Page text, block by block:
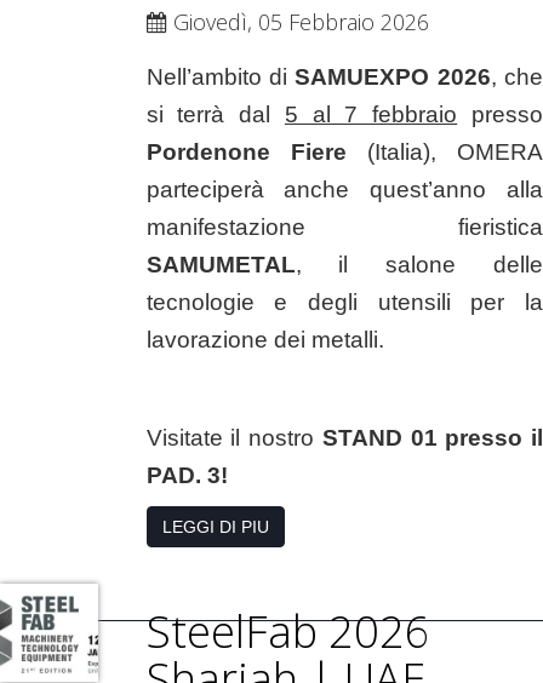
Giovedì, 05 Febbraio 2026
Nell’ambito diSAMUEXPO 2026, che
si terrà dal 5 al 7 febbraio presso
Pordenone Fiere (Italia), OMERA
parteciperà anche quest’anno alla
manifestazione fieristica
SAMUMETAL, il salone delle
tecnologie e degli utensili per la
lavorazione dei metalli.
Visitate il nostro STAND 01 presso il
PAD. 3!
LEGGI DI PIU
SteelFab 2026